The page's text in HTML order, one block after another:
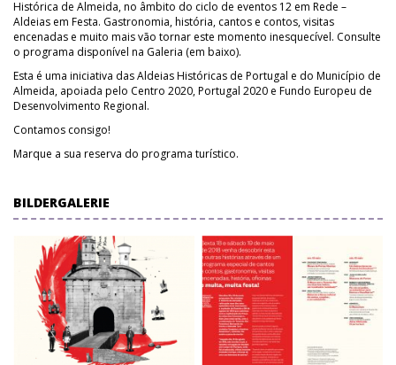
Histórica de Almeida, no âmbito do ciclo de eventos 12 em Rede –
Aldeias em Festa. Gastronomia, história, cantos e contos, visitas
encenadas e muito mais vão tornar este momento inesquecível. Consulte
o programa disponível na Galeria (em baixo).
Esta é uma iniciativa das Aldeias Históricas de Portugal e do Município de
Almeida, apoiada pelo Centro 2020, Portugal 2020 e Fundo Europeu de
Desenvolvimento Regional.
Contamos consigo!
Marque a sua reserva do programa turístico.
BILDERGALERIE